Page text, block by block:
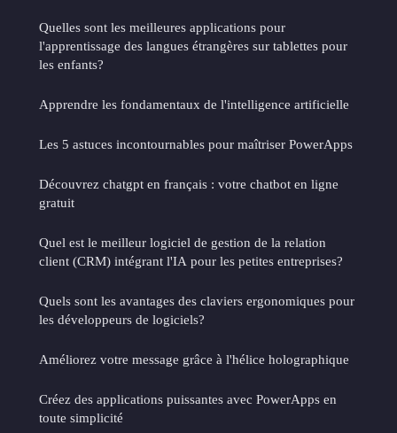
Quelles sont les meilleures applications pour
l'apprentissage des langues étrangères sur tablettes pour
les enfants?
Apprendre les fondamentaux de l'intelligence artificielle
Les 5 astuces incontournables pour maîtriser PowerApps
Découvrez chatgpt en français : votre chatbot en ligne
gratuit
Quel est le meilleur logiciel de gestion de la relation
client (CRM) intégrant l'IA pour les petites entreprises?
Quels sont les avantages des claviers ergonomiques pour
les développeurs de logiciels?
Améliorez votre message grâce à l'hélice holographique
Créez des applications puissantes avec PowerApps en
toute simplicité